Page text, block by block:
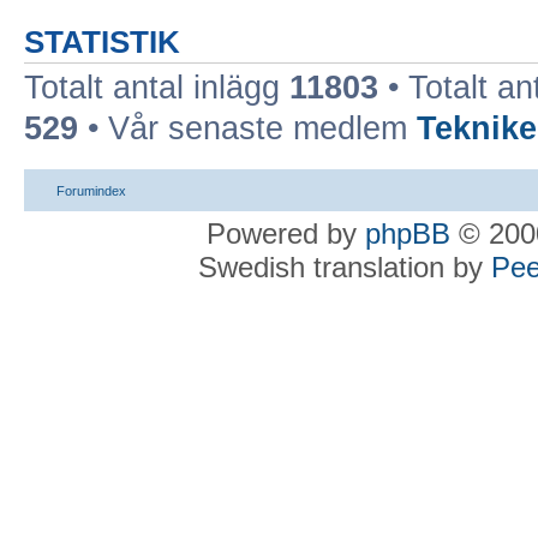
STATISTIK
Totalt antal inlägg 11803 • Totalt
529 • Vår senaste medlem
Forumindex
Powered by phpBB ©
Swedish translation by